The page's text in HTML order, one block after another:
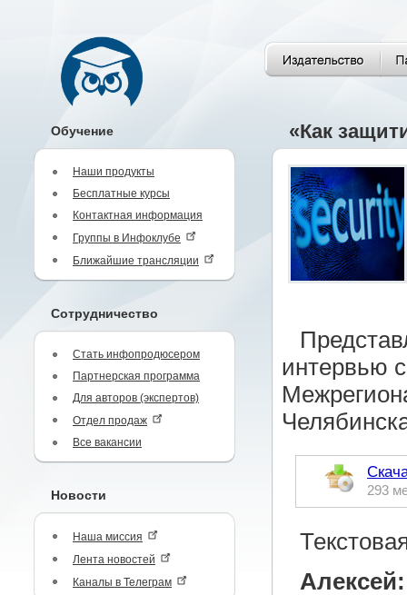
Обучение
Наши продукты
Бесплатные курсы
Контактная информация
Группы в Инфоклубе
Ближайшие трансляции
Сотрудничество
Стать инфопродюсером
Партнерская программа
Для авторов (экспертов)
Отдел продаж
Все вакансии
Новости
Наша миссия
Лента новостей
Каналы в Телеграм
«Как
интервью
293
Алексей: